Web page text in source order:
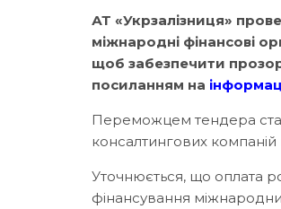
АТ «Укрзалізниця»
міжнародні фінансові
щоб забезпечити
посиланням на
Переможцем тендера
консалтингових
Уточнюється, що оплата
фінансування